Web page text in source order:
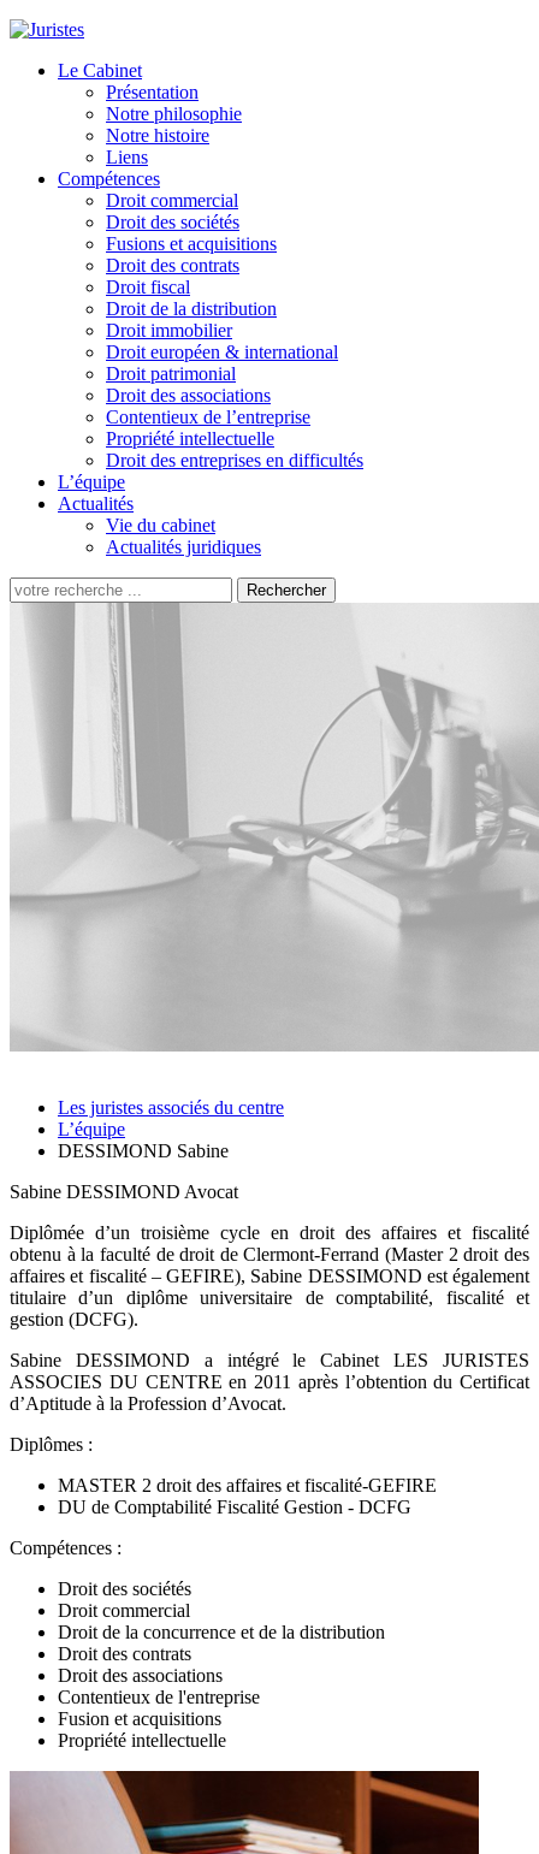
Le Cabinet
Présentation
Notre philosophie
Notre histoire
Liens
Compétences
Droit commercial
Droit des sociétés
Fusions et acquisitions
Droit des contrats
Droit fiscal
Droit de la distribution
Droit immobilier
Droit européen & international
Droit patrimonial
Droit des associations
Contentieux de l’entreprise
Propriété intellectuelle
Droit des entreprises en difficultés
L’équipe
Actualités
Vie du cabinet
Actualités juridiques
Les juristes associés du centre
L’équipe
DESSIMOND Sabine
Sabine DESSIMOND Avocat
Diplômée d’un troisième cycle en droit des affaires et fiscalité
obtenu à la faculté de droit de Clermont-Ferrand (Master 2 droit des
affaires et fiscalité – GEFIRE), Sabine DESSIMOND est également
titulaire d’un diplôme universitaire de comptabilité, fiscalité et
gestion (DCFG).
Sabine DESSIMOND a intégré le Cabinet LES JURISTES
ASSOCIES DU CENTRE en 2011 après l’obtention du Certificat
d’Aptitude à la Profession d’Avocat.
Diplômes :
MASTER 2 droit des affaires et fiscalité-GEFIRE
DU de Comptabilité Fiscalité Gestion - DCFG
Compétences :
Droit des sociétés
Droit commercial
Droit de la concurrence et de la distribution
Droit des contrats
Droit des associations
Contentieux de l'entreprise
Fusion et acquisitions
Propriété intellectuelle